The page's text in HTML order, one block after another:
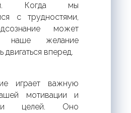
Когда мы
с трудностями,
может
наше желание
двигаться вперед.
играет важную
мотивации и
целей. Оно